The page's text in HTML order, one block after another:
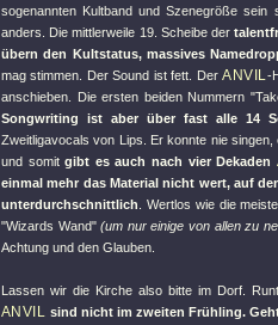
sogenannten Kultband und Szenegröße
anders. Die mittlerweile 19. Scheibe der
übern den Kultstatus, massives
mag stimmen. Der Sound ist fett. DerANVIL-
anschieben. Die ersten beiden Nummern
Songwriting ist aber über fast alle 14
Zweitligavocals von Lips. Er konnte nie
und somitgibt es auch nach vier Dekaden
einmal mehr das Material nicht wert, auf
unterdurchschnittlich . Wertlos wie die
"Wizards Wand" (um nur einige von allen zu
Achtung und den Glauben.
Lassen wir die Kirche also bitte im Dorf.
ANVIL sind nicht im zweiten Frühling.